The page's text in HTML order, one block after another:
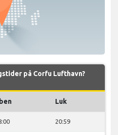
på Corfu Lufthavn?
Luk
20:59